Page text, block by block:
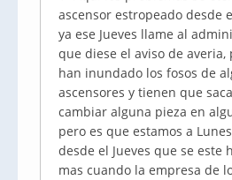
ascensor estropeado desde
ya ese Jueves llame al
que diese el aviso de averia,
han inundado los fosos de
ascensores y tienen que
cambiar alguna pieza en
pero es que estamos a
desde el Jueves que se este
mas cuando la empresa de